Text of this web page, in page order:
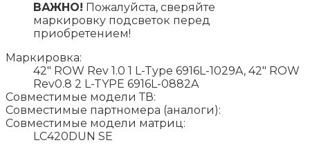
ВАЖНО! Пожалуйста, сверяйте
маркировку подсветок перед
приобретением!
Маркировка:
42" ROW Rev 1.0 1 L-Type 6916L-1029A, 42" ROW
Rev0.8 2 L-TYPE 6916L-0882A
Совместимые модели ТВ:
Совместимые партномера (аналоги):
Совместимые модели матриц:
LC420DUN SE